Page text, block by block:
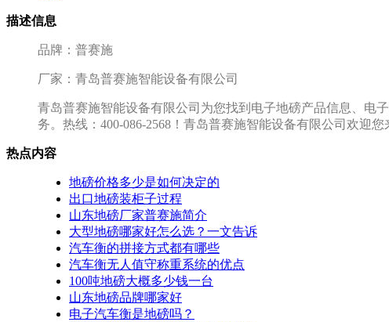
描述信息
品牌：普赛施
厂家：青岛普赛施智能设备有限公司
青岛普赛施智能设备有限公司为您找到电子地磅产品信息、电
务。热线：400-086-2568！青岛普赛施智能设备有限公司欢迎您
热点内容
地磅价格多少是如何决定的
出口地磅装柜子过程
山东地磅厂家普赛施简介
大型地磅哪家好怎么选？一文告诉
汽车衡的拼接方式都有哪些
汽车衡无人值守称重系统的优点
100吨地磅大概多少钱一台
山东地磅品牌哪家好
电子汽车衡是地磅吗？